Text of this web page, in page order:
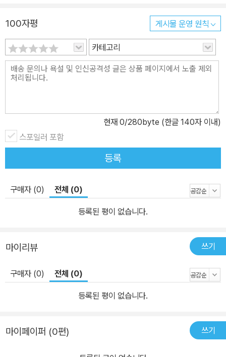
출제자의 논평을 통해 각 문제의 배경과 출제 의도를 분석하며, 실전
에서 문제를 어떻게 해석하고 해결해야 하는지에 대한 깊이 있는 인
사이트를 제공합니다. 이해원 N제는 단순한 문제 풀이를 넘어, 수능
실전 대비에 최적화된 학습 시스템을 제공합니다. 배터리를 활용한
난이도 구분, 단계별 학습 플랜, 실전특강, 발문분석, 풀이 흐름 정리,
푸는 이해원 N제와 함께, 궁극의 문제 풀이 실력을 완성해 보세요!
100자평 게시물 운영 원칙
카테고리
현재 0/280byte (한글 140자 이내)
스포일러 포함
등록
구매자 (0) 전체 (0)
등록된 평이 없습니다.
마이리뷰 쓰기
구매자 (0) 전체 (0)
등록된 평이 없습니다.
마이페이퍼 (0편) 쓰기